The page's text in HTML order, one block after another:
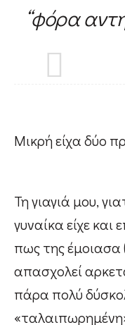
“φόρα
Μικρή είχα δύο
Τη γιαγιά μου,
γυναίκα είχε
πως της έμοιασα
απασχολεί
πάρα πολύ